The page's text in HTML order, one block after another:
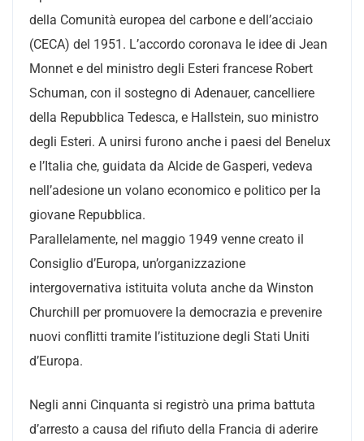
della Comunità europea del carbone e dell’acciaio
(CECA) del 1951. L’accordo coronava le idee di Jean
Monnet e del ministro degli Esteri francese Robert
Schuman, con il sostegno di Adenauer, cancelliere
della Repubblica Tedesca, e Hallstein, suo ministro
degli Esteri. A unirsi furono anche i paesi del Benelux
e l’Italia che, guidata da Alcide de Gasperi, vedeva
nell’adesione un volano economico e politico per la
giovane Repubblica.
Parallelamente, nel maggio 1949 venne creato il
Consiglio d’Europa, un’organizzazione
intergovernativa istituita voluta anche da Winston
Churchill per promuovere la democrazia e prevenire
nuovi conflitti tramite l’istituzione degli Stati Uniti
d’Europa.
Negli anni Cinquanta si registrò una prima battuta
d’arresto a causa del rifiuto della Francia di aderire